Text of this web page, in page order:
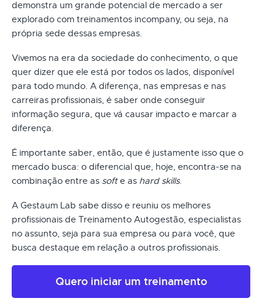
demonstra um grande potencial de mercado a ser
explorado com treinamentos incompany, ou seja, na
própria sede dessas empresas.
Vivemos na era da sociedade do conhecimento, o que
quer dizer que ele está por todos os lados, disponível
para todo mundo. A diferença, nas empresas e nas
carreiras profissionais, é saber onde conseguir
informação segura, que vá causar impacto e marcar a
diferença.
É importante saber, então, que é justamente isso que o
mercado busca: o diferencial que, hoje, encontra-se na
combinação entre as softe as hard skills.
A Gestaum Lab sabe disso e reuniu os melhores
profissionais de Treinamento Autogestão, especialistas
no assunto, seja para sua empresa ou para você, que
busca destaque em relação a outros profissionais.
Quero iniciar um treinamento